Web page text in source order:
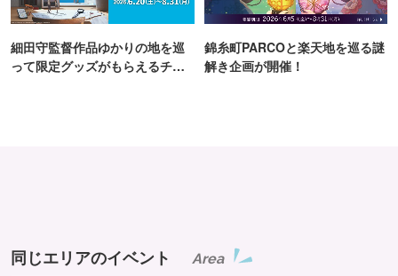
細田守監督作品ゆかりの地を巡
って限定グッズがもらえるチャ
錦糸町PARCOと楽天地を巡る謎
解き企画が開催！
同じエリアのイベント Area